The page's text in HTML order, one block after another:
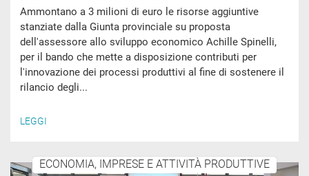
Ammontano a 3 milioni di euro le risorse aggiuntive
stanziate dalla Giunta provinciale su proposta
dell'assessore allo sviluppo economico Achille Spinelli,
per il bando che mette a disposizione contributi per
l'innovazione dei processi produttivi al fine di sostenere il
rilancio degli...
LEGGI
ECONOMIA, IMPRESE E ATTIVITÀ PRODUTTIVE